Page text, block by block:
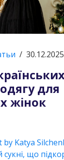
/ 30.12.2025
для
жінок
by Katya
сукні, що